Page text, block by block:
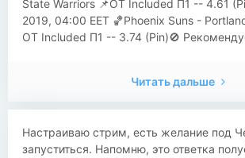
State Warriors 📌OT Included П1 -- 4.61
2019, 04:00 EET 🏀Phoenix Suns -
OT Included П1 -- 3.74 (Pin)🚫
Читать дальше
Настраиваю стрим, есть желание под
запуститься. Напомню, это ответка